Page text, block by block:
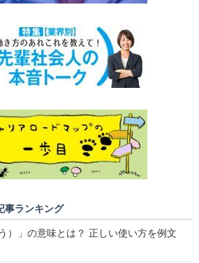
事ランキング
）」の意味とは？ 正しい使い方を例文